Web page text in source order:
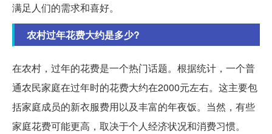
满足人们的需求和喜好。
农村过年花费大约是多少?
在农村，过年的花费是一个热门话题。根据统计，一个普
通农民家庭在过年时的花费大约在2000元左右。这主要包
括家庭成员的新衣服费用以及丰富的年夜饭。当然，有些
家庭花费可能更高，取决于个人经济状况和消费习惯。